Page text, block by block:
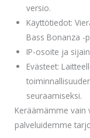
versio.
Käyttötiedot:
Bass Bonanza -
IP-osoite ja
Evästeet:
seuraamiseksi.
Keräämämme vain
palveluidemme